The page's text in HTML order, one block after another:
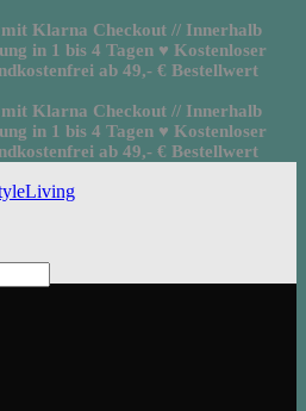
Klarna Checkout // Innerhalb
in 1 bis 4 Tagen ♥ Kostenloser
ab 49,- € Bestellwert
Klarna Checkout // Innerhalb
in 1 bis 4 Tagen ♥ Kostenloser
ab 49,- € Bestellwert